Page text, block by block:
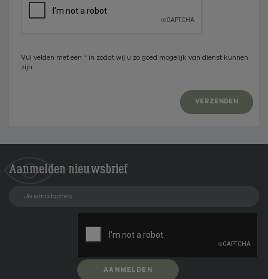
Vul velden met een * in zodat wij u zo goed mogelijk van dienst kunnen
zijn.
VERZENDEN
Aanmelden nieuwsbrief
AANMELDEN